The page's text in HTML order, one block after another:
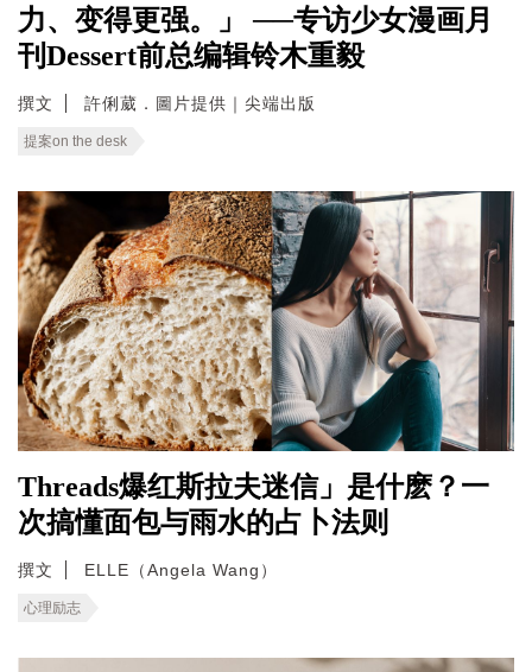
力、变得更强。」 ──专访少女漫画月
刊Dessert前总编辑铃木重毅
撰文 許俐葳．圖片提供｜尖端出版
提案on the desk
Threads爆红斯拉夫迷信」是什麽？一
次搞懂面包与雨水的占卜法则
撰文 ELLE（Angela Wang）
心理励志